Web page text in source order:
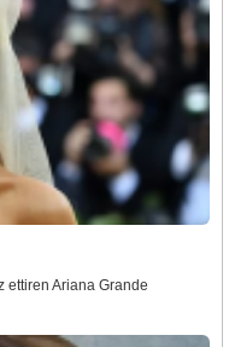
ettiren Ariana Grande